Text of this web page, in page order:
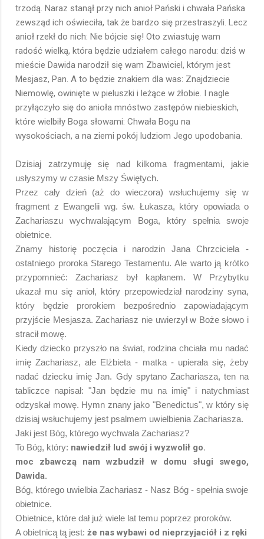
trzodą. Naraz stanął przy nich anioł Pański i chwała Pańska
zewsząd ich oświeciła, tak że bardzo się przestraszyli. Lecz
anioł rzekł do nich: Nie bójcie się! Oto zwiastuję wam
radość wielką, która będzie udziałem całego narodu: dziś w
mieście Dawida narodził się wam Zbawiciel, którym jest
Mesjasz, Pan. A to będzie znakiem dla was: Znajdziecie
Niemowlę, owinięte w pieluszki i leżące w żłobie. I nagle
przyłączyło się do anioła mnóstwo zastępów niebieskich,
które wielbiły Boga słowami: Chwała Bogu na
wysokościach, a na ziemi pokój ludziom Jego upodobania.
Dzisiaj zatrzymuję się nad kilkoma fragmentami, jakie
usłyszymy w czasie Mszy Świętych.
Przez cały dzień (aż do wieczora) wsłuchujemy się w
fragment z Ewangelii wg. św. Łukasza, który opowiada o
Zachariaszu wychwalającym Boga, który spełnia swoje
obietnice.
Znamy historię poczęcia i narodzin Jana Chrzciciela -
ostatniego proroka Starego Testamentu. Ale warto ją krótko
przypomnieć: Zachariasz był kapłanem. W Przybytku
ukazał mu się anioł, który przepowiedział narodziny syna,
który będzie prorokiem bezpośrednio zapowiadającym
przyjście Mesjasza. Zachariasz nie uwierzył w Boże słowo i
stracił mowę.
Kiedy dziecko przyszło na świat, rodzina chciała mu nadać
imię Zachariasz, ale Elżbieta - matka - upierała się, żeby
nadać dziecku imię Jan. Gdy spytano Zachariasza, ten na
tabliczce napisał: "Jan będzie mu na imię" i natychmiast
odzyskał mowę. Hymn znany jako "Benedictus", w który się
dzisiaj wsłuchujemy jest psalmem uwielbienia Zachariasza.
Jaki jest Bóg, którego wychwala Zachariasz?
To Bóg, który: nawiedził lud swój i wyzwolił go.
moc zbawczą nam wzbudził w domu sługi swego,
Dawida.
Bóg, którego uwielbia Zachariasz - Nasz Bóg - spełnia swoje
obietnice.
Obietnice, które dał już wiele lat temu poprzez proroków.
A obietnicą tą jest: że nas wybawi od nieprzyjaciół i z ręki